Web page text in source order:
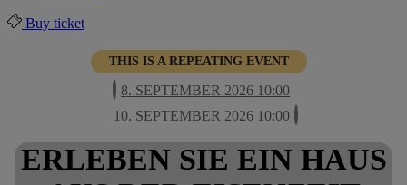
Buy ticket
THIS IS A REPEATING EVENT
8. SEPTEMBER 2026 10:00
10. SEPTEMBER 2026 10:00
ERLEBEN SIE EIN HAUS